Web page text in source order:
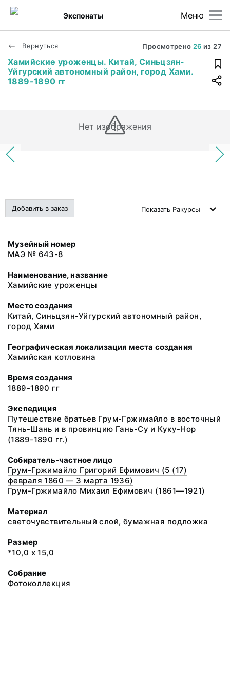
Меню
Экспонаты
Вернуться Просмотрено 26 из 27
Хамийские уроженцы. Китай, Синьцзян-
Уйгурский автономный район, город Хами.
1889-1890 гг
Нет изображения
Добавить в заказ Показать Ракурсы
Музейный номер
МАЭ № 643-8
Наименование, название
Хамийские уроженцы
Место создания
Китай, Синьцзян-Уйгурский автономный район,
город Хами
Географическая локализация места создания
Хамийская котловина
Время создания
1889-1890 гг
Экспедиция
Путешествие братьев Грум-Гржимайло в восточный
Тянь-Шань и в провинцию Гань-Су и Куку-Нор
(1889-1890 гг.)
Собиратель-частное лицо
Грум-Гржимайло Григорий Ефимович (5 (17)
февраля 1860 — 3 марта 1936)
Грум-Гржимайло Михаил Ефимович (1861—1921)
Материал
светочувствительный слой, бумажная подложка
Размер
*10,0 х 15,0
Собрание
Фотоколлекция